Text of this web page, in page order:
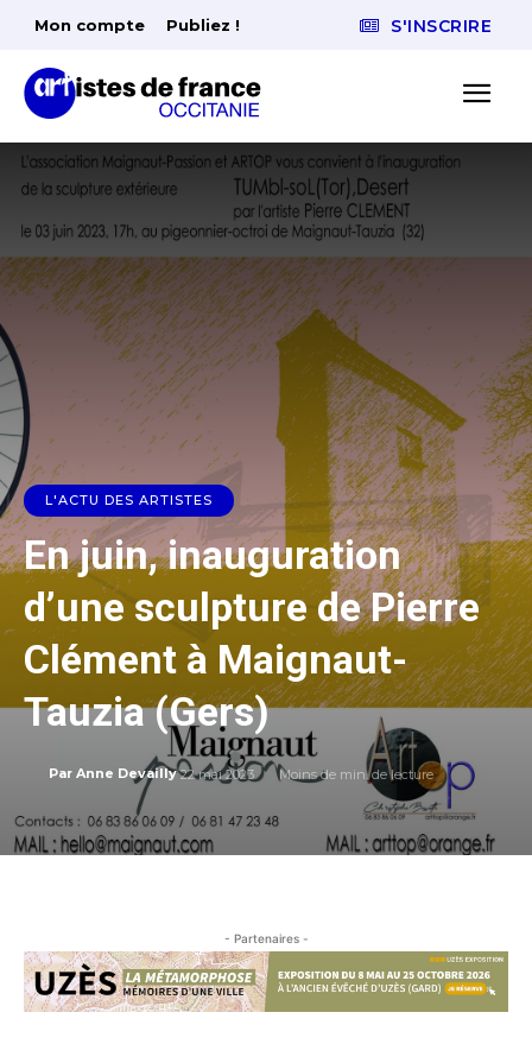
Mon compte Publiez ! S'INSCRIRE
L'ACTU DES ARTISTES
En juin, inauguration
d’une sculpture de Pierre
Clément à Maignaut-
Tauzia (Gers)
Par Anne Devailly 22 mai 2023 Moins de min. de lecture
- Partenaires -